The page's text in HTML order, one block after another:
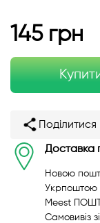
145 грн
Поділитися
Доставка
Новою
Укрпоштою
Meest
Самовивіз